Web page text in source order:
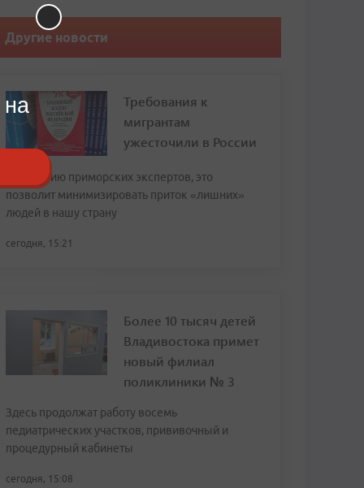
Другие новости
Требования к
мигрантам
ужесточили в России
По мнению приморских экспертов, это
позволит минимизировать приток «лишних»
людей в нашу страну
сегодня, 15:21
Более 10 тысяч детей
Владивостока примет
новый филиал
поликлиники № 3
Здесь продолжат работу восемь
педиатрических участков, прививочный и
процедурный кабинеты
сегодня, 15:08